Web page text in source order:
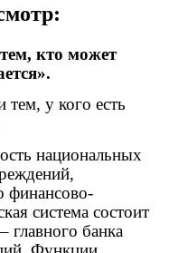
кто может
тем, у кого есть
национальных
финансово-
система состоит
главного банка